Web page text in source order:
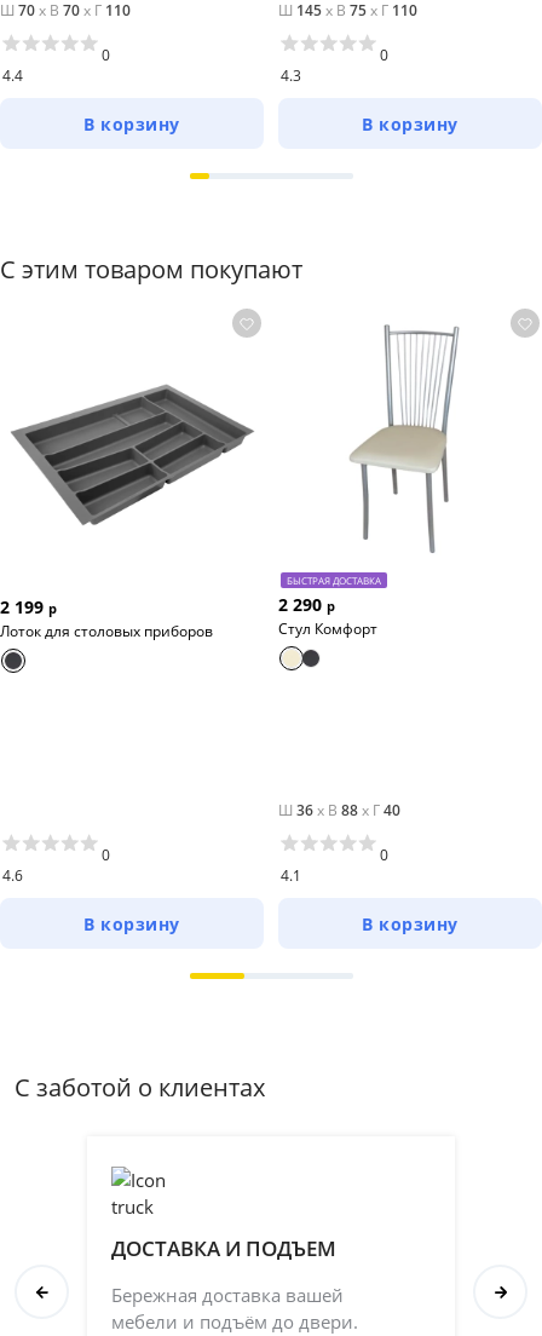
Ш 70x В 70x Г 110
4.4
0
В корзину
Ш 145x В 75x Г 110
4.3
0
В корзину
С этим товаром покупают
2 199 р
Лоток для столовых приборов
4.6
0
В корзину
БЫСТРАЯ ДОСТАВКА
2 290 р
Стул Комфорт
Ш 36x В 88x Г40
4.1
0
В корзину
С заботой о клиентах
ДОСТАВКА И ПОДЪЕМ
Бережная доставка вашей
мебели и подъём до двери.